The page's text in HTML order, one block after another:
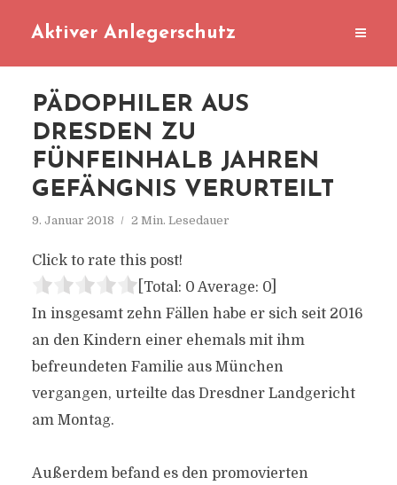
Aktiver Anlegerschutz
PÄDOPHILER AUS
DRESDEN ZU
FÜNFEINHALB JAHREN
GEFÄNGNIS VERURTEILT
9. Januar 2018 2 Min. Lesedauer
Click to rate this post!
[Total: 0 Average: 0]
In insgesamt zehn Fällen habe er sich seit 2016
an den Kindern einer ehemals mit ihm
befreundeten Familie aus München
vergangen, urteilte das Dresdner Landgericht
am Montag.
Außerdem befand es den promovierten